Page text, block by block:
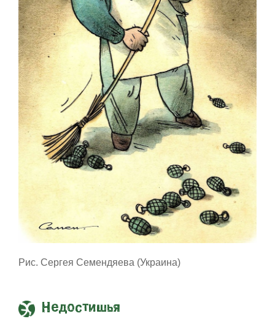
Рис. Сергея Семендяева (Украина)
Недостишья